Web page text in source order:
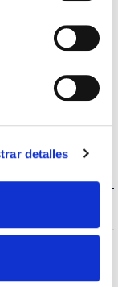
detalles